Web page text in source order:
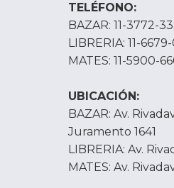
TELÉFONO:
BAZAR: 11-3772-
LIBRERIA: 11-
MATES: 11-5900-
UBICACIÓN:
BAZAR: Av.
Juramento 1641
LIBRERIA: Av.
MATES: Av.